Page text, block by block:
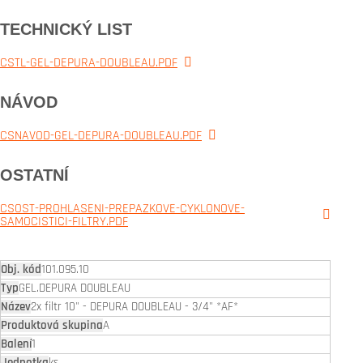
TECHNICKÝ LIST
CSTL-GEL-DEPURA-DOUBLEAU.PDF
NÁVOD
CSNAVOD-GEL-DEPURA-DOUBLEAU.PDF
OSTATNÍ
CSOST-PROHLASENI-PREPAZKOVE-CYKLONOVE-
SAMOCISTICI-FILTRY.PDF
101.095.10
GEL.DEPURA DOUBLEAU
2x filtr 10" - DEPURA DOUBLEAU - 3/4" *AF*
A
1